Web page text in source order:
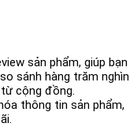
sản phẩm, giúp bạn
sánh hàng trăm nghìn
cộng đồng.
thông tin sản phẩm,